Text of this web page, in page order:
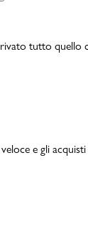
tutto quello
e gli